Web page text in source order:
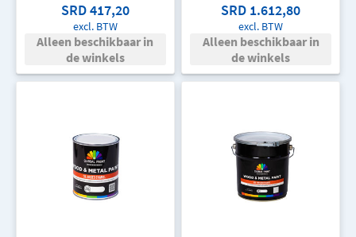
SRD 417,20
excl. BTW
Alleen beschikbaar in
de winkels
SRD 1.612,80
excl. BTW
Alleen beschikbaar in
de winkels